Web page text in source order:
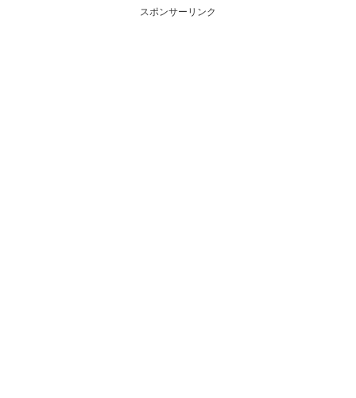
(注意喚起・申込停止)など、空売
り関連情報を集計し、図解でわ
喚起・申込停止)など、空売り関
連情報を集計し、図解でわかり
スポンサーリンク